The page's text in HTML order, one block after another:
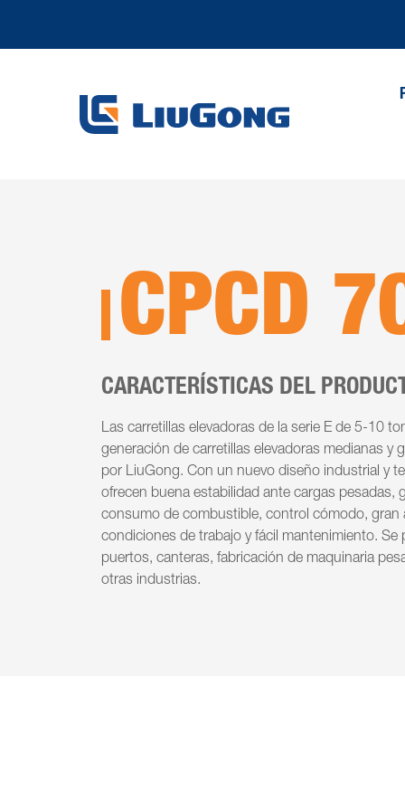
CPCD
CARACTERÍSTICAS DEL
Las carretillas elevadoras de la serie E de 5-10
generación de carretillas elevadoras medianas y
por LiuGong. Con un nuevo diseño industrial y
ofrecen buena estabilidad ante cargas pesadas,
consumo de combustible, control cómodo, gran
condiciones de trabajo y fácil mantenimiento. Se
puertos, canteras, fabricación de maquinaria
otras industrias.